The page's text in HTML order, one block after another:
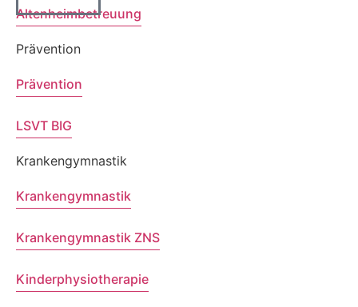
Altenheimbetreuung
Prävention
Prävention
LSVT BIG
Krankengymnastik
Krankengymnastik
Krankengymnastik ZNS
Kinderphysiotherapie